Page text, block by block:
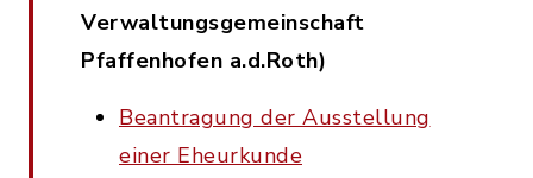
Verwaltungsgemeinschaft
Pfaffenhofen a.d.Roth)
Beantragung der Ausstellung
einer Eheurkunde